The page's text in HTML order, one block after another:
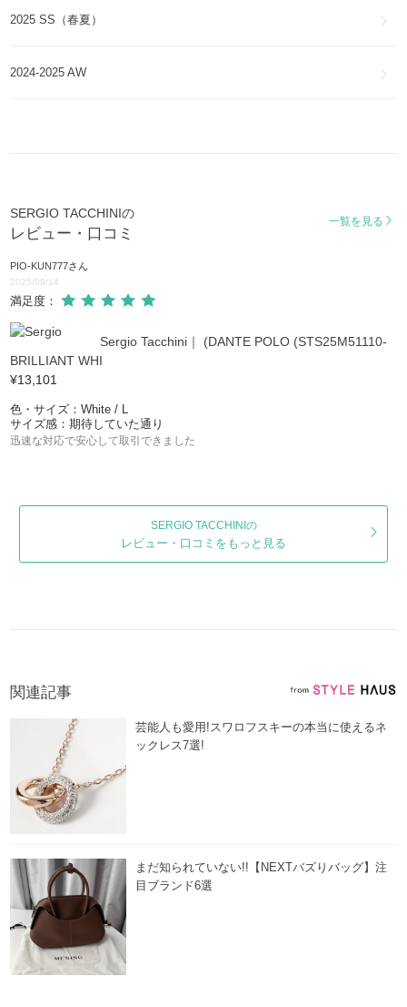
2025 SS（春夏）
2024-2025 AW
SERGIO TACCHINIの
レビュー・口コミ
一覧を見る
PIO-KUN777さん
2025/09/14
満足度：
Sergio Tacchini｜ (DANTE POLO (STS25M51110-
BRILLIANT WHI
¥13,101
色・サイズ：White / L
サイズ感：期待していた通り
迅速な対応で安心して取引できました
SERGIO TACCHINIの
レビュー・口コミをもっと見る
関連記事
芸能人も愛用!スワロフスキーの本当に使えるネ
ックレス7選!
まだ知られていない!!【NEXTバズりバッグ】注
目ブランド6選